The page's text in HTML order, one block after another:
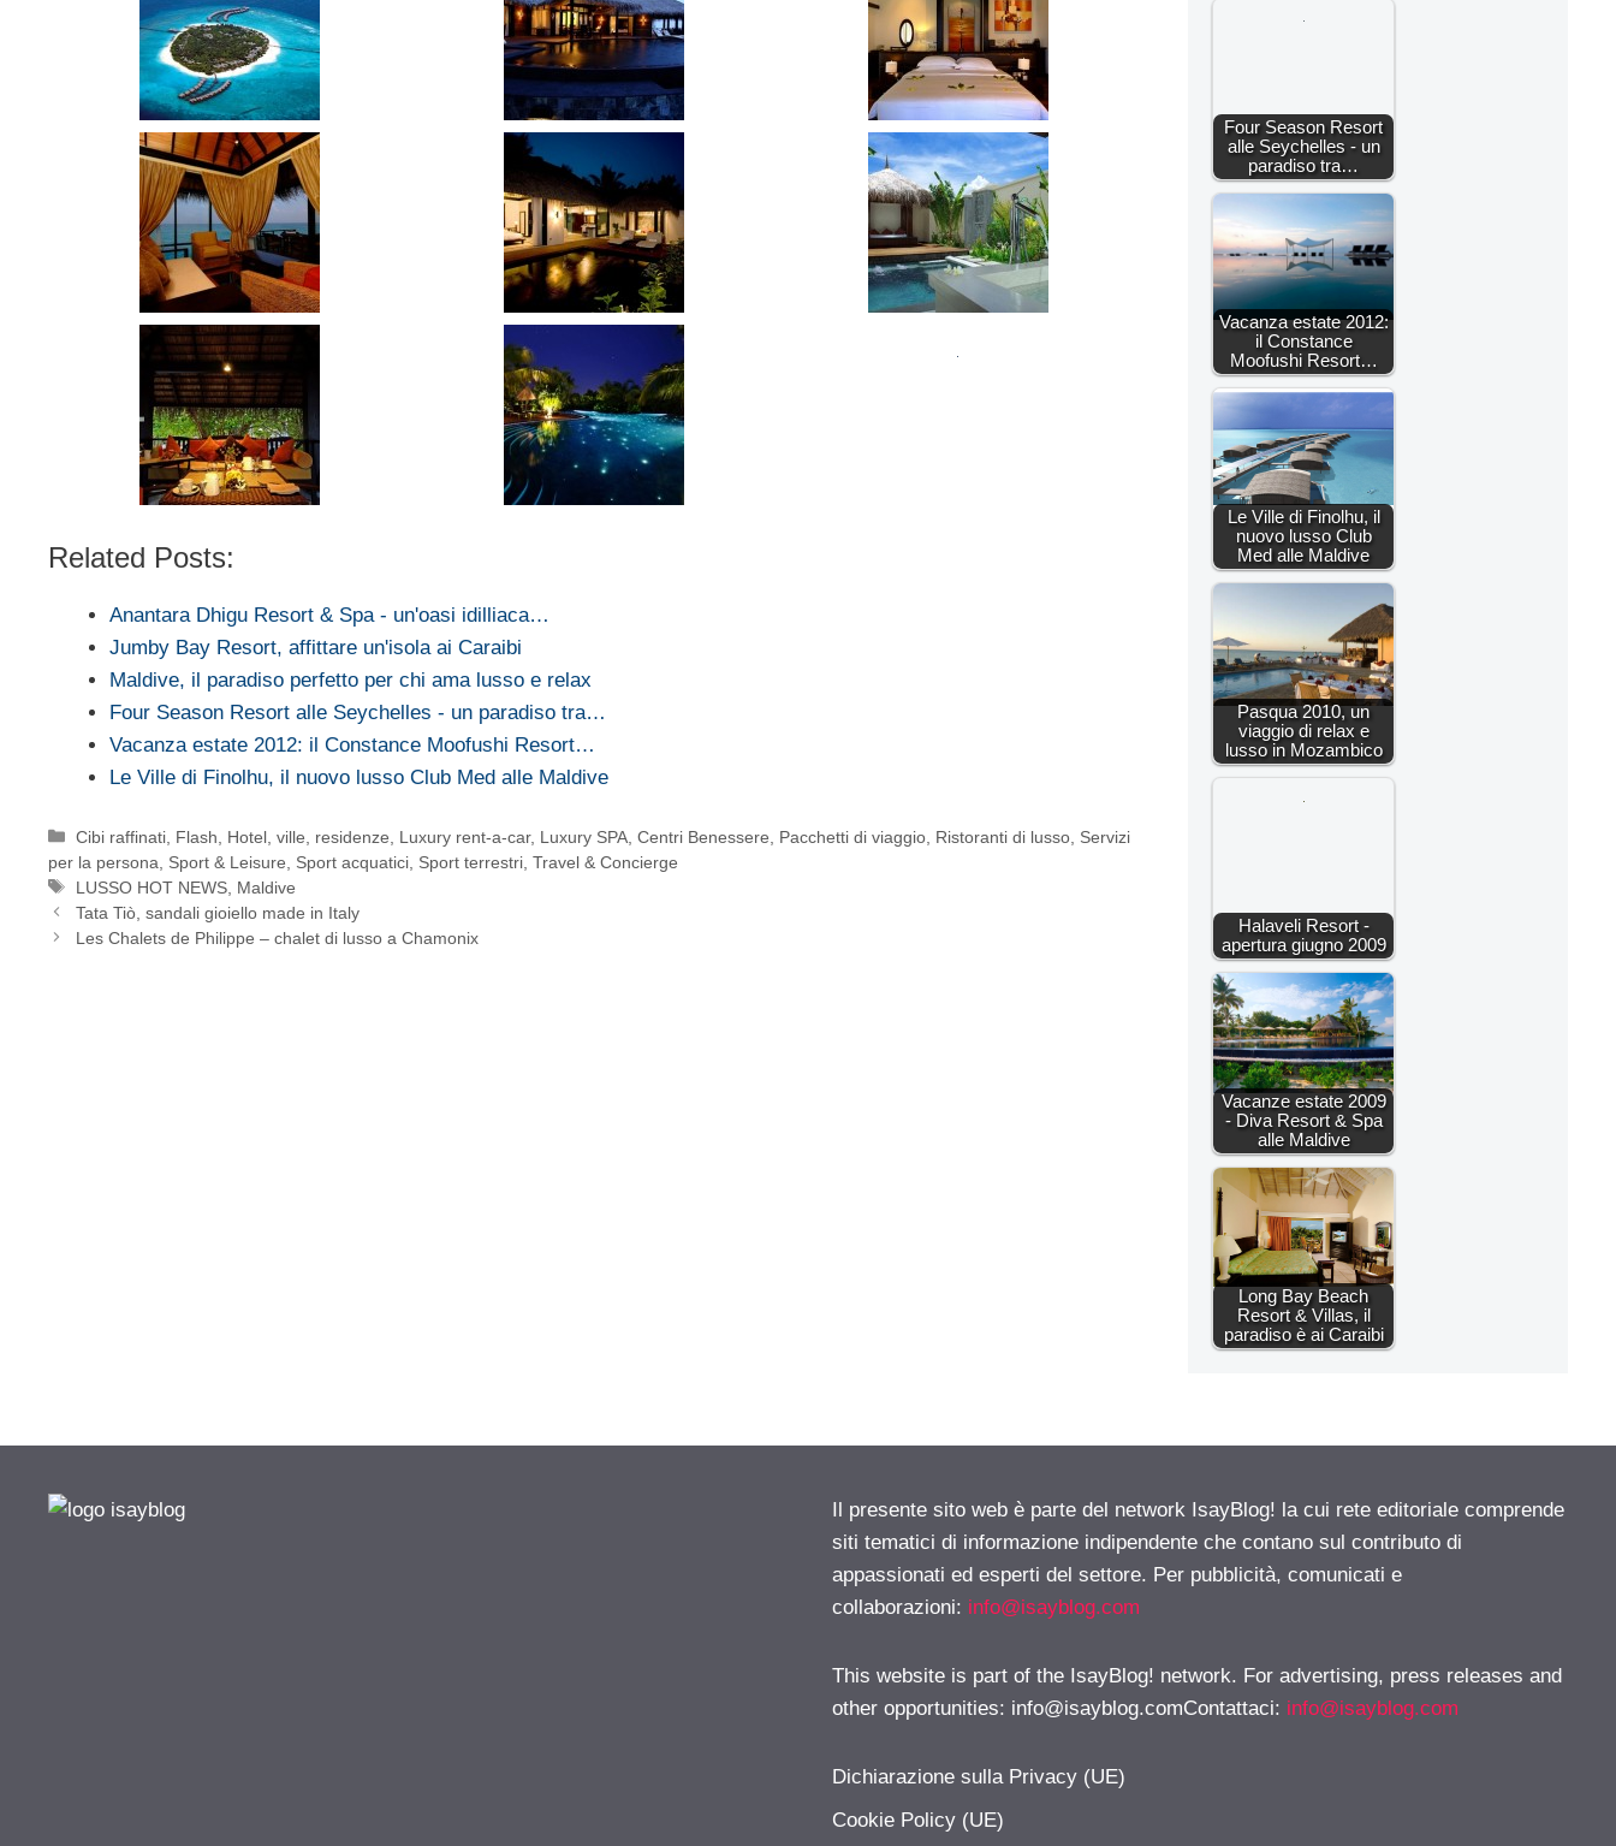
Related Posts:
Anantara Dhigu Resort & Spa - un'oasi idilliaca…
Jumby Bay Resort, affittare un'isola ai Caraibi
Maldive, il paradiso perfetto per chi ama lusso e relax
Four Season Resort alle Seychelles - un paradiso tra…
Vacanza estate 2012: il Constance Moofushi Resort…
Le Ville di Finolhu, il nuovo lusso Club Med alle Maldive
Categorie
Cibi raffinati Flash Hotel, ville, residenze Luxury rent-a-car, Luxury SPA, Centri Benessere Pacchetti di viaggio Ristoranti di lusso Servizi
per la persona
Sport & Leisure Sport acquatici Sport terrestri Travel & Concierge
Tag
LUSSO HOT NEWS Maldive
Tata Tiò, sandali gioiello made in Italy
Les Chalets de Philippe – chalet di lusso a Chamonix
Four Season Resort
alle Seychelles - un
paradiso tra…
Vacanza estate 2012:
il Constance
Moofushi Resort…
Le Ville di Finolhu, il
nuovo lusso Club
Med alle Maldive
Pasqua 2010, un
viaggio di relax e
lusso in Mozambico
Halaveli Resort -
apertura giugno 2009
Vacanze estate 2009
- Diva Resort & Spa
alle Maldive
Long Bay Beach
Resort & Villas, il
paradiso è ai Caraibi
Il presente sito web è parte del network IsayBlog! la cui rete editoriale comprende
siti tematici di informazione indipendente che contano sul contributo di
appassionati ed esperti del settore. Per pubblicità, comunicati e
collaborazioni: info@isayblog.com
This website is part of the IsayBlog! network. For advertising, press releases and
other opportunities: info@isayblog.comContattaci: info@isayblog.com
Dichiarazione sulla Privacy (UE)
Cookie Policy (UE)